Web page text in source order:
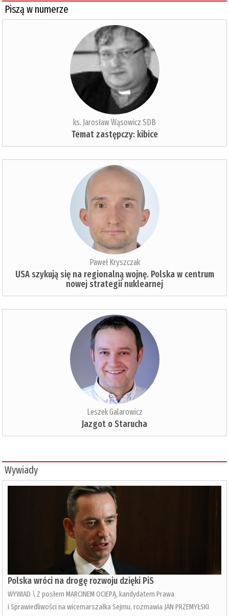
Piszą w numerze
ks. Jarosław Wąsowicz SDB
Temat zastępczy: kibice
Paweł Kryszczak
USA szykują się na regionalną wojnę. Polska w centrum
nowej strategii nuklearnej
Leszek Galarowicz
Jazgot o Starucha
Wywiady
Polska wróci na drogę rozwoju dzięki PiS
WYWIAD \ Z posłem MARCINEM OCIEPĄ, kandydatem Prawa
i Sprawiedliwości na wicemarszałka Sejmu, rozmawia JAN PRZEMYŁSKI